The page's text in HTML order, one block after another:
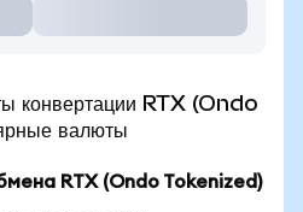
конвертации RTX (Ondo
валюты
RTX (Ondo Tokenized)